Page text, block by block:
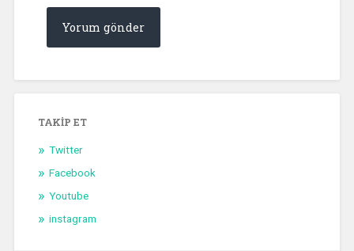
TAKIP ET
Twitter
Facebook
Youtube
instagram